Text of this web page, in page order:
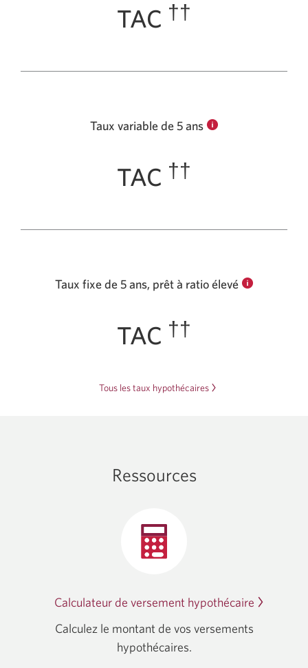
TAC ††
Taux variable de 5 ans
TAC ††
Taux fixe de 5 ans, prêt à ratio élevé
TAC ††
Tous les taux hypothécaires
Ressources
Calculateur de versement hypothécaire Une
Calculez le montant de vos versements
hypothécaires.